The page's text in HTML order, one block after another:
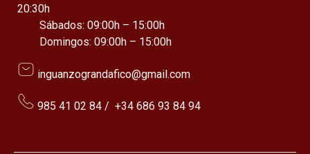
20:30h
Sábados: 09:00h – 15:00h
Domingos: 09:00h – 15:00h
inguanzograndafico@gmail.com
985 41 02 84 / +34 686 93 84 94